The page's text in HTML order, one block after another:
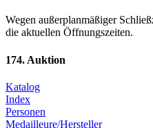
Wegen außerplanmäßiger
die aktuellen Öffnungszeiten.
174. Auktion
Katalog
Index
Personen
Medailleure/Hersteller